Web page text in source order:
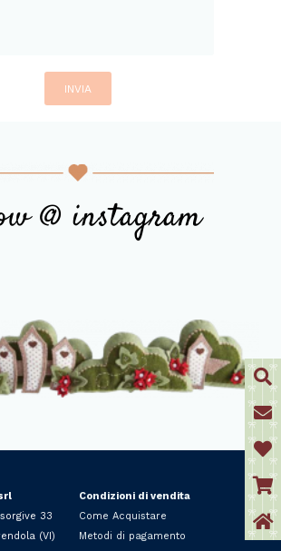
@ instagram
33
(VI)
Condizioni di vendita
Come Acquistare
Metodi di pagamento